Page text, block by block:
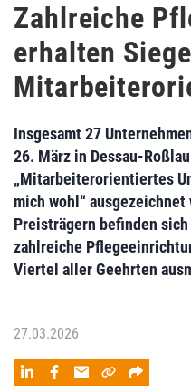
Zahlreiche
erhalten
Insgesamt 27
26. März in Dessau-
„Mitarbeiterorientiertes
mich wohl“
Preisträgern befinden
zahlreiche
Viertel aller Geehrten
27.03.2026